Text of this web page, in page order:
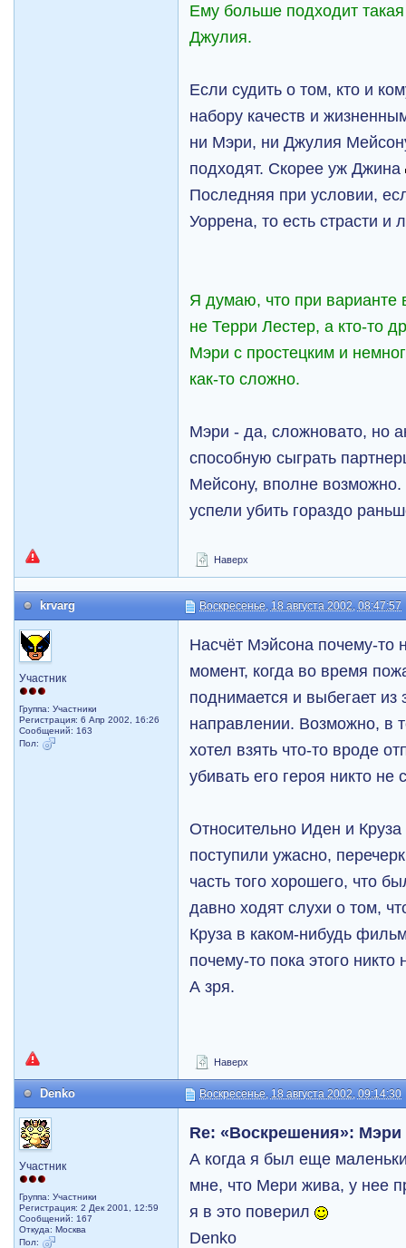
Ему больше подходит
Джулия.
Если судить о том, кто и
набору качеств и
ни Мэри, ни Джулия
подходят. Скорее уж Джина
Последняя при условии,
Уоррена, то есть страсти
Я думаю, что при варианте
не Терри Лестер, а кто-то
Мэри с простецким и
как-то сложно.
Мэри - да, сложновато, но
способную сыграть
Мейсону, вполне
успели убить гораздо
Наверх
krvarg Воскресенье, 18 августа 2002, 08:47:57
Участник
Группа: Участники
Регистрация: 6 Апр 2002, 16:26
Сообщений: 163
Пол:
Насчёт Мэйсона почему-то
момент, когда во время
поднимается и выбегает из
направлении. Возможно, в
хотел взять что-то вроде
убивать его героя никто не
Относительно Иден и
поступили ужасно,
часть того хорошего, что
давно ходят слухи о том,
Круза в каком-нибудь
почему-то пока этого никто
А зря.
Наверх
Denko Воскресенье, 18 августа 2002, 09:14:30
Участник
Группа: Участники
Регистрация: 2 Дек 2001, 12:59
Сообщений: 167
Откуда: Москва
Пол:
Re: «Воскрешения»: Мэри
А когда я был еще
мне, что Мери жива, у нее
я в это поверил
Denko